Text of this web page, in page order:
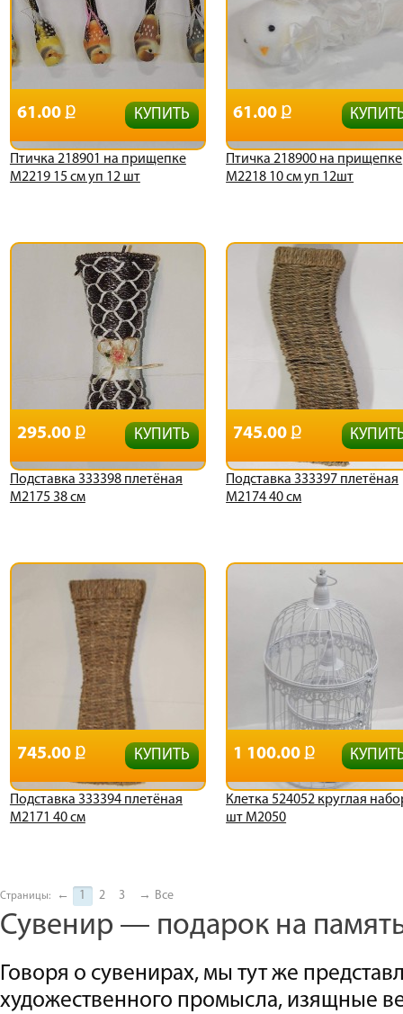
Птичка 218901 на прищепке
М2219 15 см уп 12 шт
61.00 КУПИТЬ
Птичка 218900 на прищепке
М2218 10 см уп 12шт
61.00
Подставка 333398 плетёная
М2175 38 см
295.00 КУПИТЬ
Подставка 333397 плетёная
М2174 40 см
745.00
Подставка 333394 плетёная
М2171 40 см
745.00 КУПИТЬ
Клетка 524052 круглая
шт М2050
1 100.00
Страницы: ← 1 2 3 → Все
Сувенир — подарок на
Говоря о сувенирах, мы тут же
художественного промысла, изящные